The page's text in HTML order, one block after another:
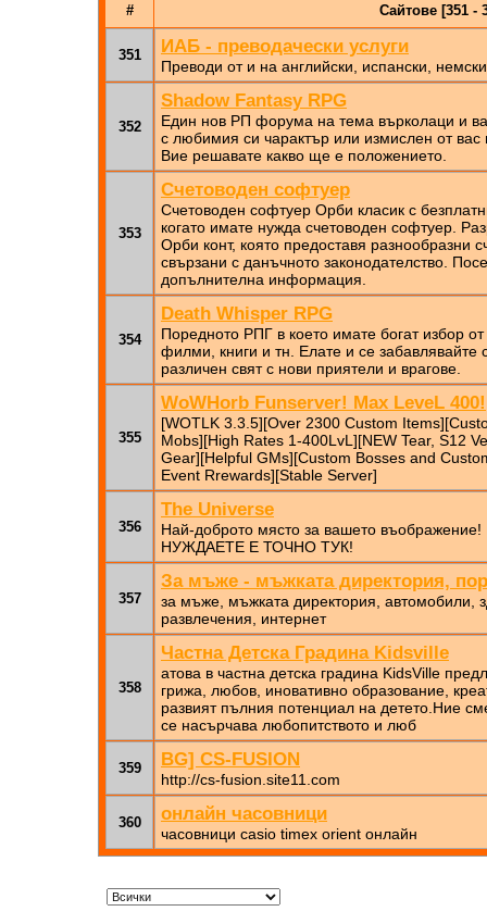
# Сайтове [351 -
351 ИАБ - преводачески услуги
Преводи от и на английски, испански,
352
Shadow Fantasy RPG
Един нов РП форума на тема върколаци и
с любимия си чарактър или измислен от
Вие решавате какво ще е положението.
353
Счетоводен софтуер
Счетоводен софтуер Орби класик с
когато имате нужда счетоводен софтуер.
Орби конт, която предоставя разнообразни
свързани с данъчното законодателство.
допълнителна информация.
354
Death Whisper RPG
Поредното РПГ в което имате богат избор
филми, книги и тн. Елате и се
различен свят с нови приятели и врагове.
355
WoWHorb Funserver! Max LeveL 400!
[WOTLK 3.3.5][Over 2300 Custom
Mobs][High Rates 1-400LvL][NEW Tear, S12
Gear][Helpful GMs][Custom Bosses and
Event Rrewards][Stable Server]
356
The Universe
Най-доброто място за вашето
НУЖДАЕТЕ Е ТОЧНО ТУК!
357
За мъже - мъжката директория,
за мъже, мъжката директория, автомобили,
развлечения, интернет
358
Частна Детска Градина Kidsville
атова в частна детска градина KidsVillе
грижа, любов, иновативно образование,
развият пълния потенциал на детето.Ние
се насърчава любопитството и люб
359 BG] CS-FUSION
http://cs-fusion.site11.com
360 онлайн часовници
часовници casio timex orient онлайн